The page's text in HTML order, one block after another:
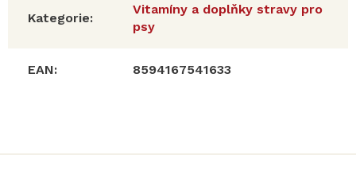
Kategorie:
Vitamíny a doplňky stravy pro
psy
EAN: 8594167541633